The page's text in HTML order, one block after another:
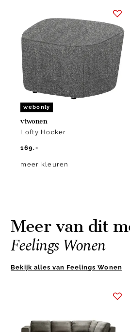
webonly
vtwonen
Lofty Hocker
169.-
meer kleuren
Meer van dit
Feelings Wonen
Bekijk alles van Feelings Wonen